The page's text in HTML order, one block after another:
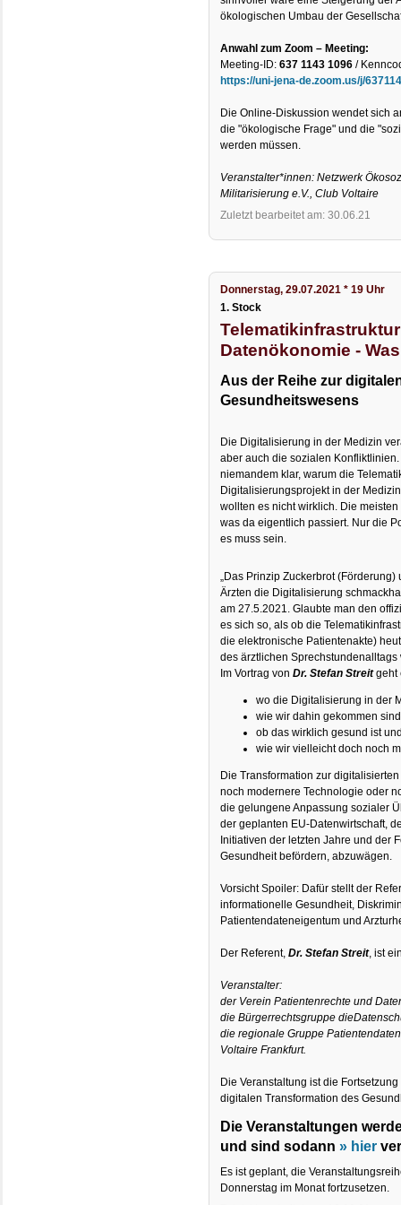
ökologischen Umbau der
Anwahl zum Zoom – Meeting:
Meeting-ID:637 1143 1096 /
https://uni-jena-de.zoom.us/j/
Die Online-Diskussion wendet sich
die "ökologische Frage" und die
werden müssen.
Veranstalter*innen: Netzwerk
Militarisierung e.V., Club Voltaire
Zuletzt bearbeitet am: 30.06.21
Donnerstag, 29.07.2021 * 19 Uhr
1. Stock
Datenökonomie -
Aus der Reihe zur
Gesundheitswesens
Die Digitalisierung in der Medizin
aber auch die sozialen
niemandem klar, warum die
Digitalisierungsprojekt in der
wollten es nicht wirklich. Die
was da eigentlich passiert. Nur die
es muss sein.
„Das Prinzip Zuckerbrot
Ärzten die Digitalisierung
am 27.5.2021. Glaubte man den
es sich so, als ob die
die elektronische Patientenakte)
des ärztlichen
Im Vortrag vonDr. Stefan Streitgeht
wo die Digitalisierung in der
wie wir dahin gekommen
ob das wirklich gesund ist
wie wir vielleicht doch noch
Die Transformation zur
noch modernere Technologie oder
die gelungene Anpassung sozialer
der geplanten EU-Datenwirtschaft,
Initiativen der letzten Jahre und der
Gesundheit befördern, abzuwägen.
Vorsicht Spoiler: Dafür stellt der
informationelle Gesundheit,
Patientendateneigentum und
Der Referent,Dr. Stefan Streit, ist
Veranstalter:
der Verein Patientenrechte und
die Bürgerrechtsgruppe
die regionale Gruppe
Voltaire Frankfurt.
Die Veranstaltung ist die
digitalen Transformation des
Die Veranstaltungen
und sind sodann» hier
Es ist geplant, die
Donnerstag im Monat fortzusetzen.